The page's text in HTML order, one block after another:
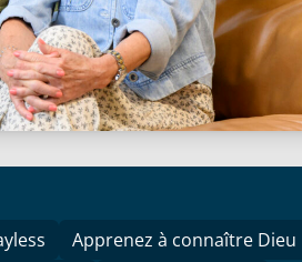
Apprenez à connaître Dieu